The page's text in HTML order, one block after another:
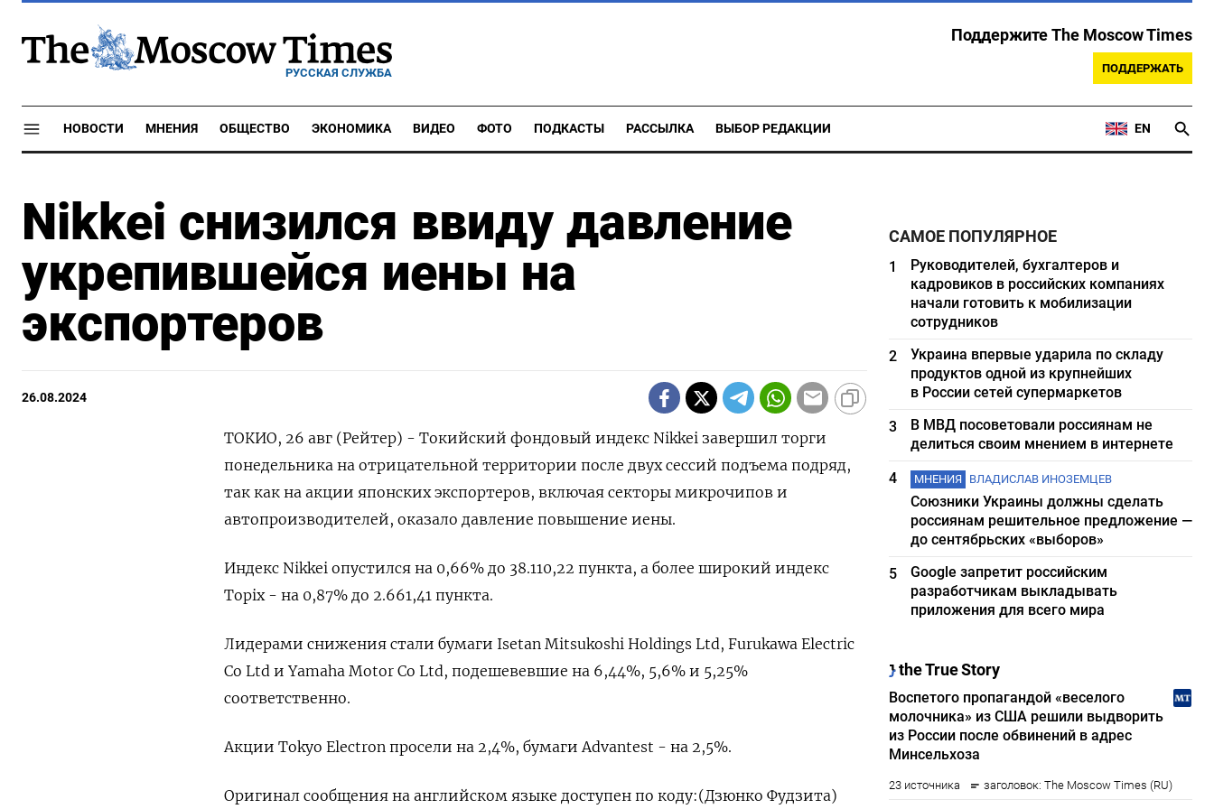
РУССКАЯ СЛУЖБА
Поддержите The Moscow Times
ПОДДЕРЖАТЬ
НОВОСТИ МНЕНИЯ ОБЩЕСТВО ЭКОНОМИКА ВИДЕО ФОТО ПОДКАСТЫ РАССЫЛКА ВЫБОР РЕДАКЦИИ EN
Nikkei снизился ввиду давление
укрепившейся иены на
экспортеров
26.08.2024
ТОКИО, 26 авг (Рейтер) - Токийский фондовый индекс Nikkei завершил торги
понедельника на отрицательной территории после двух сессий подъема подряд,
так как на акции японских экспортеров, включая секторы микрочипов и
автопроизводителей, оказало давление повышение иены.
Индекс Nikkei опустился на 0,66% до 38.110,22 пункта, а более широкий индекс
Topix - на 0,87% до 2.661,41 пункта.
Лидерами снижения стали бумаги Isetan Mitsukoshi Holdings Ltd, Furukawa Electric
Co Ltd и Yamaha Motor Co Ltd, подешевевшие на 6,44​%, 5,6% и 5,25%
соответственно.
Акции Tokyo Electron просели на 2,4%, бумаги Advantest - на 2,5%.
Оригинал сообщения на английском языке доступен по коду: ​ (Дзюнко Фудзита)
САМОЕ ПОПУЛЯРНОЕ
1
Руководителей, бухгалтеров и
кадровиков в российских компаниях
начали готовить к мобилизации
сотрудников
2
Украина впервые ударила по складу
продуктов одной из крупнейших
в России сетей супермаркетов
3
В МВД посоветовали россиянам не
делиться своим мнением в интернете
4
МНЕНИЯ ВЛАДИСЛАВ ИНОЗЕМЦЕВ
Союзники Украины должны сделать
россиянам решительное предложение —
до сентябрьских «выборов»
5
Google запретит российским
разработчикам выкладывать
приложения для всего мира